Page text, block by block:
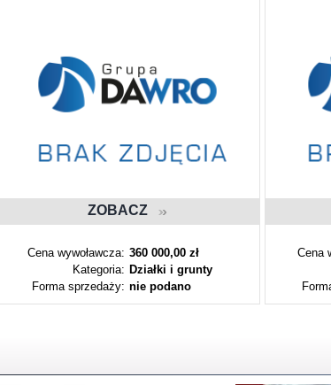
ZOBACZ
Cena wywoławcza: 360 000,00 zł
Kategoria: Działki i grunty
Forma sprzedaży: nie podano
Cena